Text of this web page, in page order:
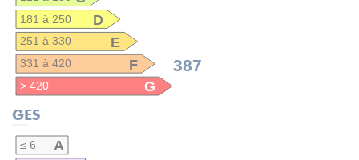
D
181 à 250
E
251 à 330
387
F
331 à 420
G
> 420
GES
A
≤ 6